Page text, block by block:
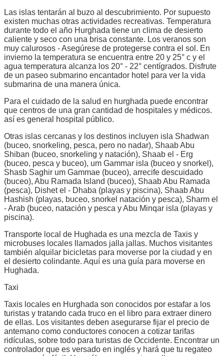
Las islas tentarán al buzo al descubrimiento. Por supuesto
existen muchas otras actividades recreativas. Temperatura
durante todo el año Hurghada tiene un clima de desierto
caliente y seco con una brisa constante. Los veranos son
muy calurosos - Asegúrese de protegerse contra el sol. En
invierno la temperatura se encuentra entre 20 y 25° c y el
agua temperatura alcanza los 20° - 22° centígrados. Disfrute
de un paseo submarino encantador hotel para ver la vida
submarina de una manera única.
Para el cuidado de la salud en hurghada puede encontrar
que centros de una gran cantidad de hospitales y médicos.
así es general hospital público.
Otras islas cercanas y los destinos incluyen isla Shadwan
(buceo, snorkeling, pesca, pero no nadar), Shaab Abu
Shiban (buceo, snorkeling y natación), Shaab el - Erg
(buceo, pesca y buceo), um Gammar isla (buceo y snorkel),
Shasb Saghir um Gammae (buceo), arrecife descuidado
(buceo), Abu Ramada Island (buceo), Shaab Abu Ramada
(pesca), Dishet el - Dhaba (playas y piscina), Shaab Abu
Hashish (playas, buceo, snorkel natación y pesca), Sharm el
- Arab (buceo, natación y pesca y Abu Minqar isla (playas y
piscina).
Transporte local de Hughada es una mezcla de Taxis y
microbuses locales llamados jalla jallas. Muchos visitantes
también alquilar bicicletas para moverse por la ciudad y en
el desierto colindante. Aquí es una guía para moverse en
Hughada.
Taxi
Taxis locales en Hurghada son conocidos por estafar a los
turistas y tratando cada truco en el libro para extraer dinero
de ellas. Los visitantes deben asegurarse fijar el precio de
antemano como conductores conocen a cotizar tarifas
ridículas, sobre todo para turistas de Occidente. Encontrar un
controlador que es versado en inglés y hará que tu regateo